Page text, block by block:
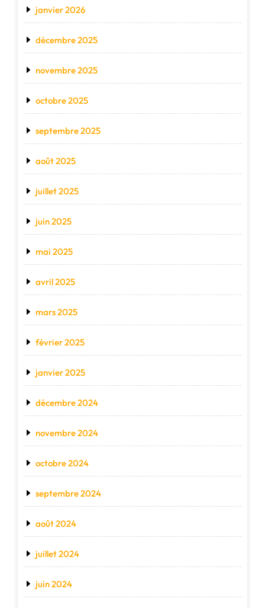
janvier 2026
décembre 2025
novembre 2025
octobre 2025
septembre 2025
août 2025
juillet 2025
juin 2025
mai 2025
avril 2025
mars 2025
février 2025
janvier 2025
décembre 2024
novembre 2024
octobre 2024
septembre 2024
août 2024
juillet 2024
juin 2024